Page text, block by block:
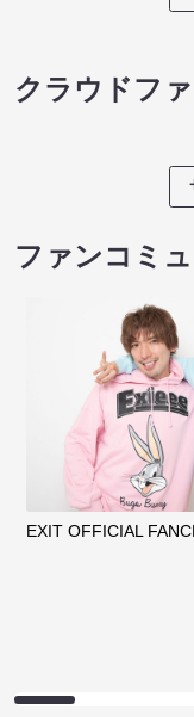
クラウドフ
ファンコミ
EXIT OFFICIAL